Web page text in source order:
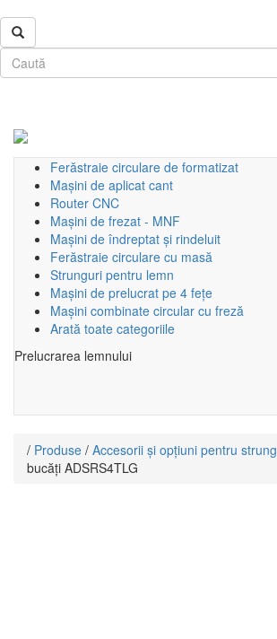
Ferăstraie circulare de formatizat
Mașini de aplicat cant
Router CNC
Mașini de frezat - MNF
Mașini de îndreptat și rindeluit
Ferăstraie circulare cu masă
Strunguri pentru lemn
Mașini de prelucrat pe 4 fețe
Mașini combinate circular cu freză
Arată toate categoriile
Prelucrarea lemnului
/ Produse / Accesorii și opțiuni pentru strung
bucăți ADSRS4TLG